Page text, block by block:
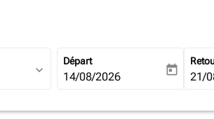
expand_more
Départ
fc-booking-departure-date-
14/08/2026 today fc-
21/